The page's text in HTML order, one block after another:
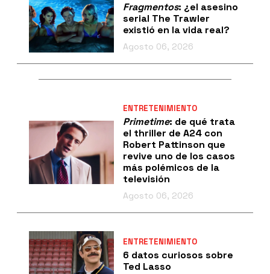
Fragmentos: ¿el asesino
serial The Trawler
existió en la vida real?
Agosto 06, 2026
ENTRETENIMIENTO
Primetime: de qué trata
el thriller de A24 con
Robert Pattinson que
revive uno de los casos
más polémicos de la
televisión
Agosto 06, 2026
ENTRETENIMIENTO
6 datos curiosos sobre
Ted Lasso